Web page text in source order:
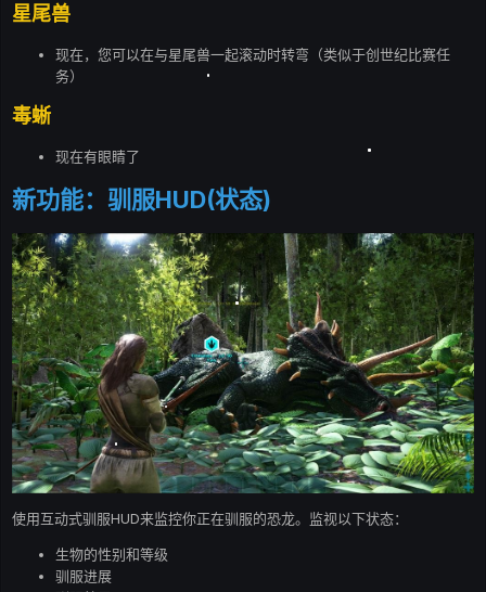
星尾兽
现在，您可以在与星尾兽一起滚动时转弯（类似于创世纪比赛任
务）
毒蜥
现在有眼睛了
新功能：驯服HUD(状态)
使用互动式驯服HUD来监控你正在驯服的恐龙。监视以下状态：
生物的性别和等级
驯服进展